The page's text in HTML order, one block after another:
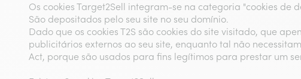
Os cookies Target2Sell integram-se na categoria "cookies de
São depositados pelo seu site no seu domínio.
Dado que os cookies T2S são cookies do site visitado, que
publicitários externos ao seu site, enquanto tal não
Act, porque são usados para fins legítimos para prestar um